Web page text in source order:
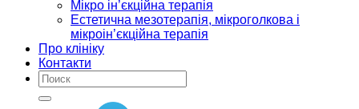
Мікро ін’єкційна терапія
Естетична мезотерапія, мікроголкова і
мікроін’єкційна терапія
Про клініку
Контакти